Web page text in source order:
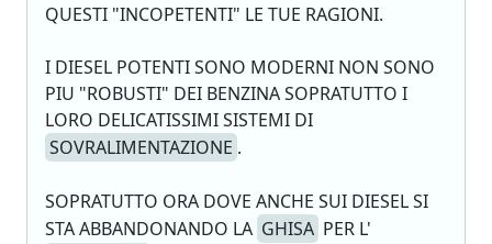
QUESTI "INCOPETENTI" LE TUE RAGIONI.
I DIESEL POTENTI SONO MODERNI NON SONO
PIU "ROBUSTI" DEI BENZINA SOPRATUTTO I
LORO DELICATISSIMI SISTEMI DI
SOVRALIMENTAZIONE .
SOPRATUTTO ORA DOVE ANCHE SUI DIESEL SI
STA ABBANDONANDO LA GHISA PER L'